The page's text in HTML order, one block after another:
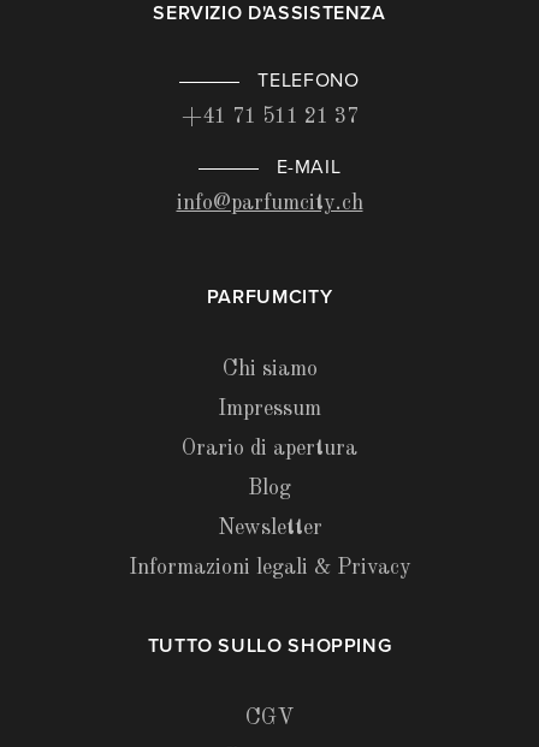
SERVIZIO D'ASSISTENZA
TELEFONO
+41 71 511 21 37
E-MAIL
info@parfumcity.ch
PARFUMCITY
Chi siamo
Impressum
Orario di apertura
Blog
Newsletter
Informazioni legali & Privacy
TUTTO SULLO SHOPPING
CGV